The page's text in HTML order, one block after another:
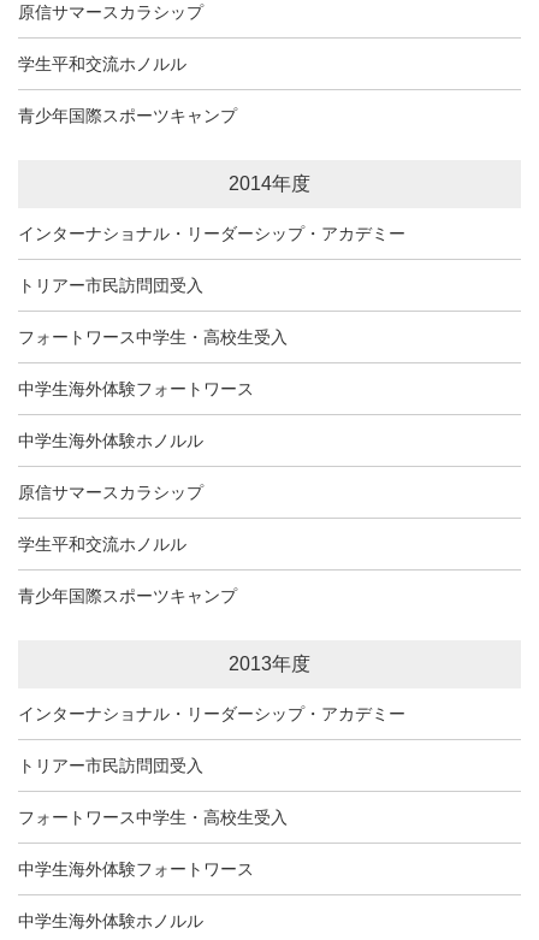
原信サマースカラシップ
学生平和交流ホノルル
青少年国際スポーツキャンプ
2014年度
インターナショナル・リーダーシップ・アカデミー
トリアー市民訪問団受入
フォートワース中学生・高校生受入
中学生海外体験フォートワース
中学生海外体験ホノルル
原信サマースカラシップ
学生平和交流ホノルル
青少年国際スポーツキャンプ
2013年度
インターナショナル・リーダーシップ・アカデミー
トリアー市民訪問団受入
フォートワース中学生・高校生受入
中学生海外体験フォートワース
中学生海外体験ホノルル